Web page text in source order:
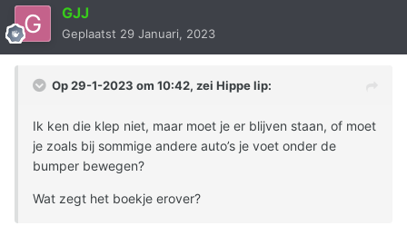
GJJ
Geplaatst 29 Januari, 2023
Op 29-1-2023 om 10:42, zei Hippe lip:
Ik ken die klep niet, maar moet je er blijven staan, of moet
je zoals bij sommige andere auto’s je voet onder de
bumper bewegen?
Wat zegt het boekje erover?